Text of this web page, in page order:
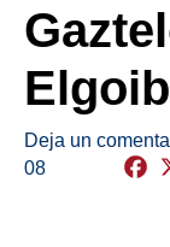
Deja un
08